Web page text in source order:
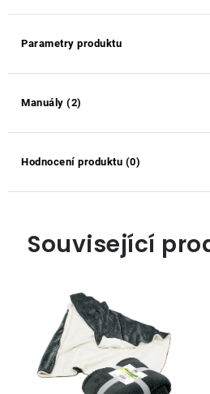
Parametry produktu
Manuály (2)
Hodnocení produktu (0)
Související